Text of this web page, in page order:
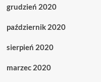
grudzień 2020
październik 2020
sierpień 2020
marzec 2020